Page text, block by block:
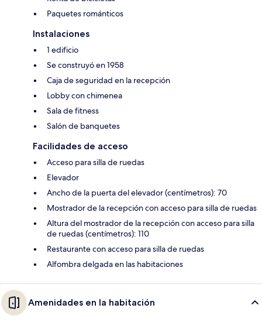
Paquetes románticos
Instalaciones
1 edificio
Se construyó en 1958
Caja de seguridad en la recepción
Lobby con chimenea
Sala de fitness
Salón de banquetes
Facilidades de acceso
Acceso para silla de ruedas
Elevador
Ancho de la puerta del elevador (centímetros): 70
Mostrador de la recepción con acceso para silla de ruedas
Altura del mostrador de la recepción con acceso para silla
de ruedas (centímetros): 110
Restaurante con acceso para silla de ruedas
Alfombra delgada en las habitaciones
Amenidades en la habitación